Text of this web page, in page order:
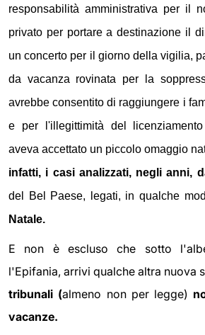
responsabilità amministrativa per il
privato per portare a destinazione il
un concerto per il giorno della vigilia,
da vacanza rovinata per la
avrebbe consentito di raggiungere i
e per l'illegittimità del
aveva accettato un piccolo omaggio
infatti, i casi analizzati, negli anni,
del Bel Paese, legati, in qualche
Natale.
E non è escluso che sotto
l'Epifania, arrivi qualche altra nuova
tribunali (almeno non per legge)
vacanze.